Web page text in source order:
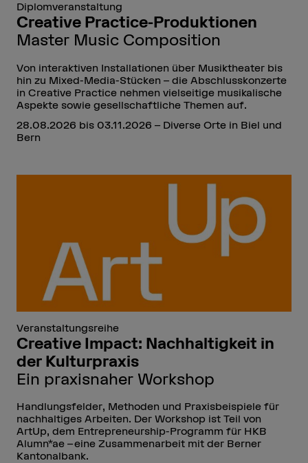
Diplomveranstaltung
Creative Practice-Produktionen
Master Music Composition
Von interaktiven Installationen über Musiktheater bis
hin zu Mixed-Media-Stücken – die Abschlusskonzerte
in Creative Practice nehmen vielseitige musikalische
Aspekte sowie gesellschaftliche Themen auf.
28.08.2026 bis 03.11.2026 – Diverse Orte in Biel und
Bern
Veranstaltungsreihe
Creative Impact: Nachhaltigkeit in
der Kulturpraxis
Ein praxisnaher Workshop
Handlungsfelder, Methoden und Praxisbeispiele für
nachhaltiges Arbeiten. Der Workshop ist Teil von
ArtUp, dem Entrepreneurship-Programm für HKB
Alumn*ae – eine Zusammenarbeit mit der Berner
Kantonalbank.